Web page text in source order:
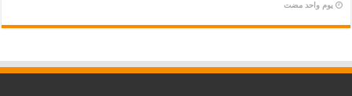
‏يوم واحد مضت